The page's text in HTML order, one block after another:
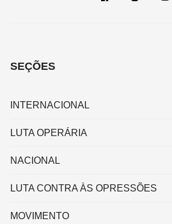
SEÇÕES
INTERNACIONAL
LUTA OPERÁRIA
NACIONAL
LUTA CONTRA ÀS OPRESSÕES
MOVIMENTO